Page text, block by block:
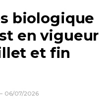
biologique
en vigueur
et fin
06/07/2026